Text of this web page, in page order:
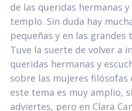
de las queridas hermanas
templo. Sin duda hay
pequeñas y en las grandes
Tuve la suerte de volver a
queridas hermanas y
sobre las mujeres filósofas
este tema es muy amplio,
adviertes, pero en Clara